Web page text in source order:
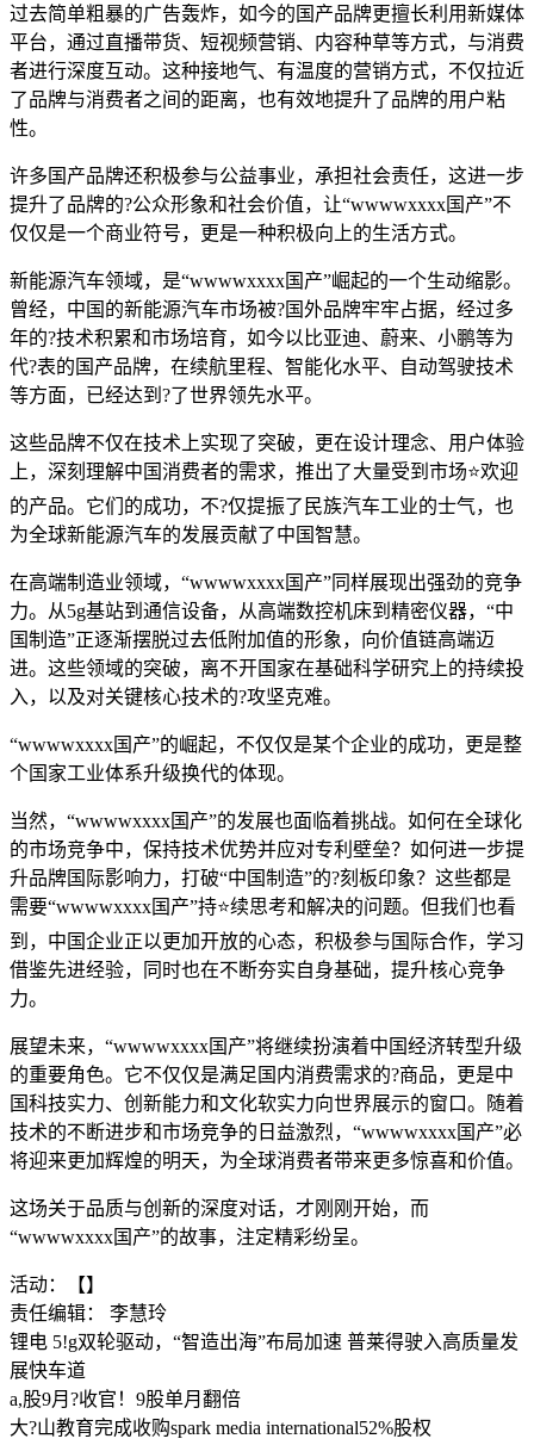
过去简单粗暴的广告轰炸，如今的国产品牌更擅长利用新媒体
平台，通过直播带货、短视频营销、内容种草等方式，与消费
者进行深度互动。这种接地气、有温度的营销方式，不仅拉近
了品牌与消费者之间的距离，也有效地提升了品牌的用户粘
性。
许多国产品牌还积极参与公益事业，承担社会责任，这进一步
提升了品牌的?公众形象和社会价值，让“wwwwxxxx国产”不
仅仅是一个商业符号，更是一种积极向上的生活方式。
新能源汽车领域，是“wwwwxxxx国产”崛起的一个生动缩影。
曾经，中国的新能源汽车市场被?国外品牌牢牢占据，经过多
年的?技术积累和市场培育，如今以比亚迪、蔚来、小鹏等为
代?表的国产品牌，在续航里程、智能化水平、自动驾驶技术
等方面，已经达到?了世界领先水平。
这些品牌不仅在技术上实现了突破，更在设计理念、用户体验
上，深刻理解中国消费者的需求，推出了大量受到市场⭐欢迎
的产品。它们的成功，不?仅提振了民族汽车工业的士气，也
为全球新能源汽车的发展贡献了中国智慧。
在高端制造业领域，“wwwwxxxx国产”同样展现出强劲的竞争
力。从5g基站到通信设备，从高端数控机床到精密仪器，“中
国制造”正逐渐摆脱过去低附加值的形象，向价值链高端迈
进。这些领域的突破，离不开国家在基础科学研究上的持续投
入，以及对关键核心技术的?攻坚克难。
“wwwwxxxx国产”的崛起，不仅仅是某个企业的成功，更是整
个国家工业体系升级换代的体现。
当然，“wwwwxxxx国产”的发展也面临着挑战。如何在全球化
的市场竞争中，保持技术优势并应对专利壁垒？如何进一步提
升品牌国际影响力，打破“中国制造”的?刻板印象？这些都是
需要“wwwwxxxx国产”持⭐续思考和解决的问题。但我们也看
到，中国企业正以更加开放的心态，积极参与国际合作，学习
借鉴先进经验，同时也在不断夯实自身基础，提升核心竞争
力。
展望未来，“wwwwxxxx国产”将继续扮演着中国经济转型升级
的重要角色。它不仅仅是满足国内消费需求的?商品，更是中
国科技实力、创新能力和文化软实力向世界展示的窗口。随着
技术的不断进步和市场竞争的日益激烈，“wwwwxxxx国产”必
将迎来更加辉煌的明天，为全球消费者带来更多惊喜和价值。
这场关于品质与创新的深度对话，才刚刚开始，而
“wwwwxxxx国产”的故事，注定精彩纷呈。
活动：【】
责任编辑： 李慧玲
锂电 5!g双轮驱动，“智造出海”布局加速 普莱得驶入高质量发
展快车道
a,股9月?收官！9股单月翻倍
大?山教育完成收购spark media international52%股权